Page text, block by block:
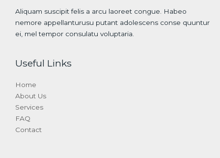
Aliquam suscipit felis a arcu laoreet congue. Habeo
nemore appellanturusu putant adolescens conse quuntur
ei, mel tempor consulatu voluptaria.
Useful Links
Home
About Us
Services
FAQ
Contact